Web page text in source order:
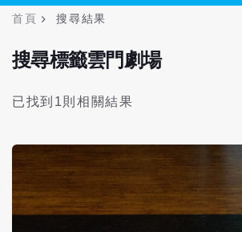
首頁 搜尋結果
搜尋標籤雲門劇場
已找到1則相關結果